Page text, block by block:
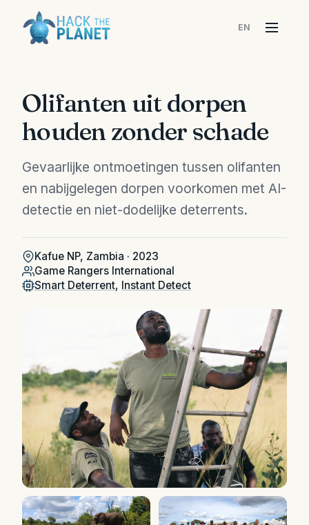
EN
Menu
Olifanten uit dorpen
houden zonder schade
Gevaarlijke ontmoetingen tussen olifanten
en nabijgelegen dorpen voorkomen met AI-
detectie en niet-dodelijke deterrents.
Kafue NP, Zambia · 2023
Game Rangers International
Smart Deterrent, Instant Detect